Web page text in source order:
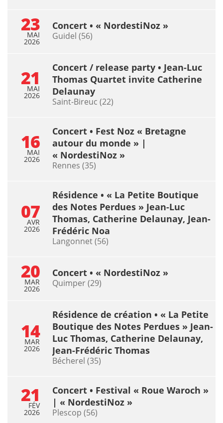
23
MAI
2026
Concert • « NordestiNoz »
Guidel (56)
21
MAI
2026
Concert / release party • Jean-Luc
Thomas Quartet invite Catherine
Delaunay
Saint-Bireuc (22)
16
MAI
2026
Concert • Fest Noz « Bretagne
autour du monde » |
« NordestiNoz »
Rennes (35)
07
AVR
2026
Résidence • « La Petite Boutique
des Notes Perdues » Jean-Luc
Thomas, Catherine Delaunay, Jean-
Frédéric Noa
Langonnet (56)
20
MAR
2026
Concert • « NordestiNoz »
Quimper (29)
14
MAR
2026
Résidence de création • « La Petite
Boutique des Notes Perdues » Jean-
Luc Thomas, Catherine Delaunay,
Jean-Frédéric Thomas
Bécherel (35)
21
FÉV
2026
Concert • Festival « Roue Waroch »
| « NordestiNoz »
Plescop (56)